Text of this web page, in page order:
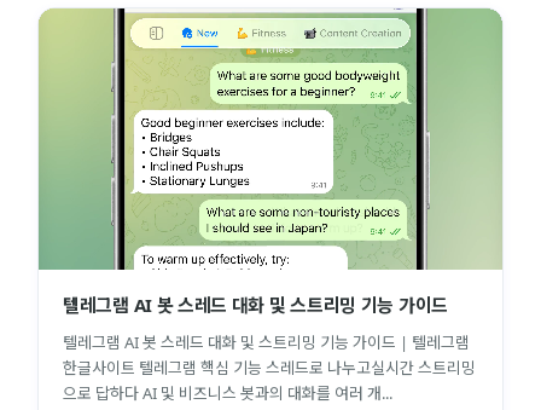
텔레그램 AI 봇 스레드 대화 및 스트리밍 기능 가이드
텔레그램 AI 봇 스레드 대화 및 스트리밍 기능 가이드 | 텔레그램
한글사이트 텔레그램 핵심 기능 스레드로 나누고실시간 스트리밍
으로 답하다 AI 및 비즈니스 봇과의 대화를 여러 개...